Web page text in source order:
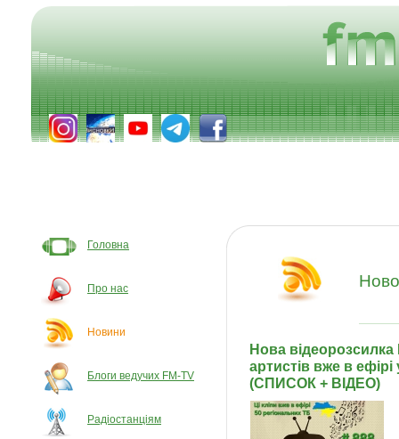
Головна
Про нас
Новини
Блоги ведучих FM-TV
Радіостанціям
Нова відеорозсилка
артистів вже в
(СПИСОК + ВІДЕО)